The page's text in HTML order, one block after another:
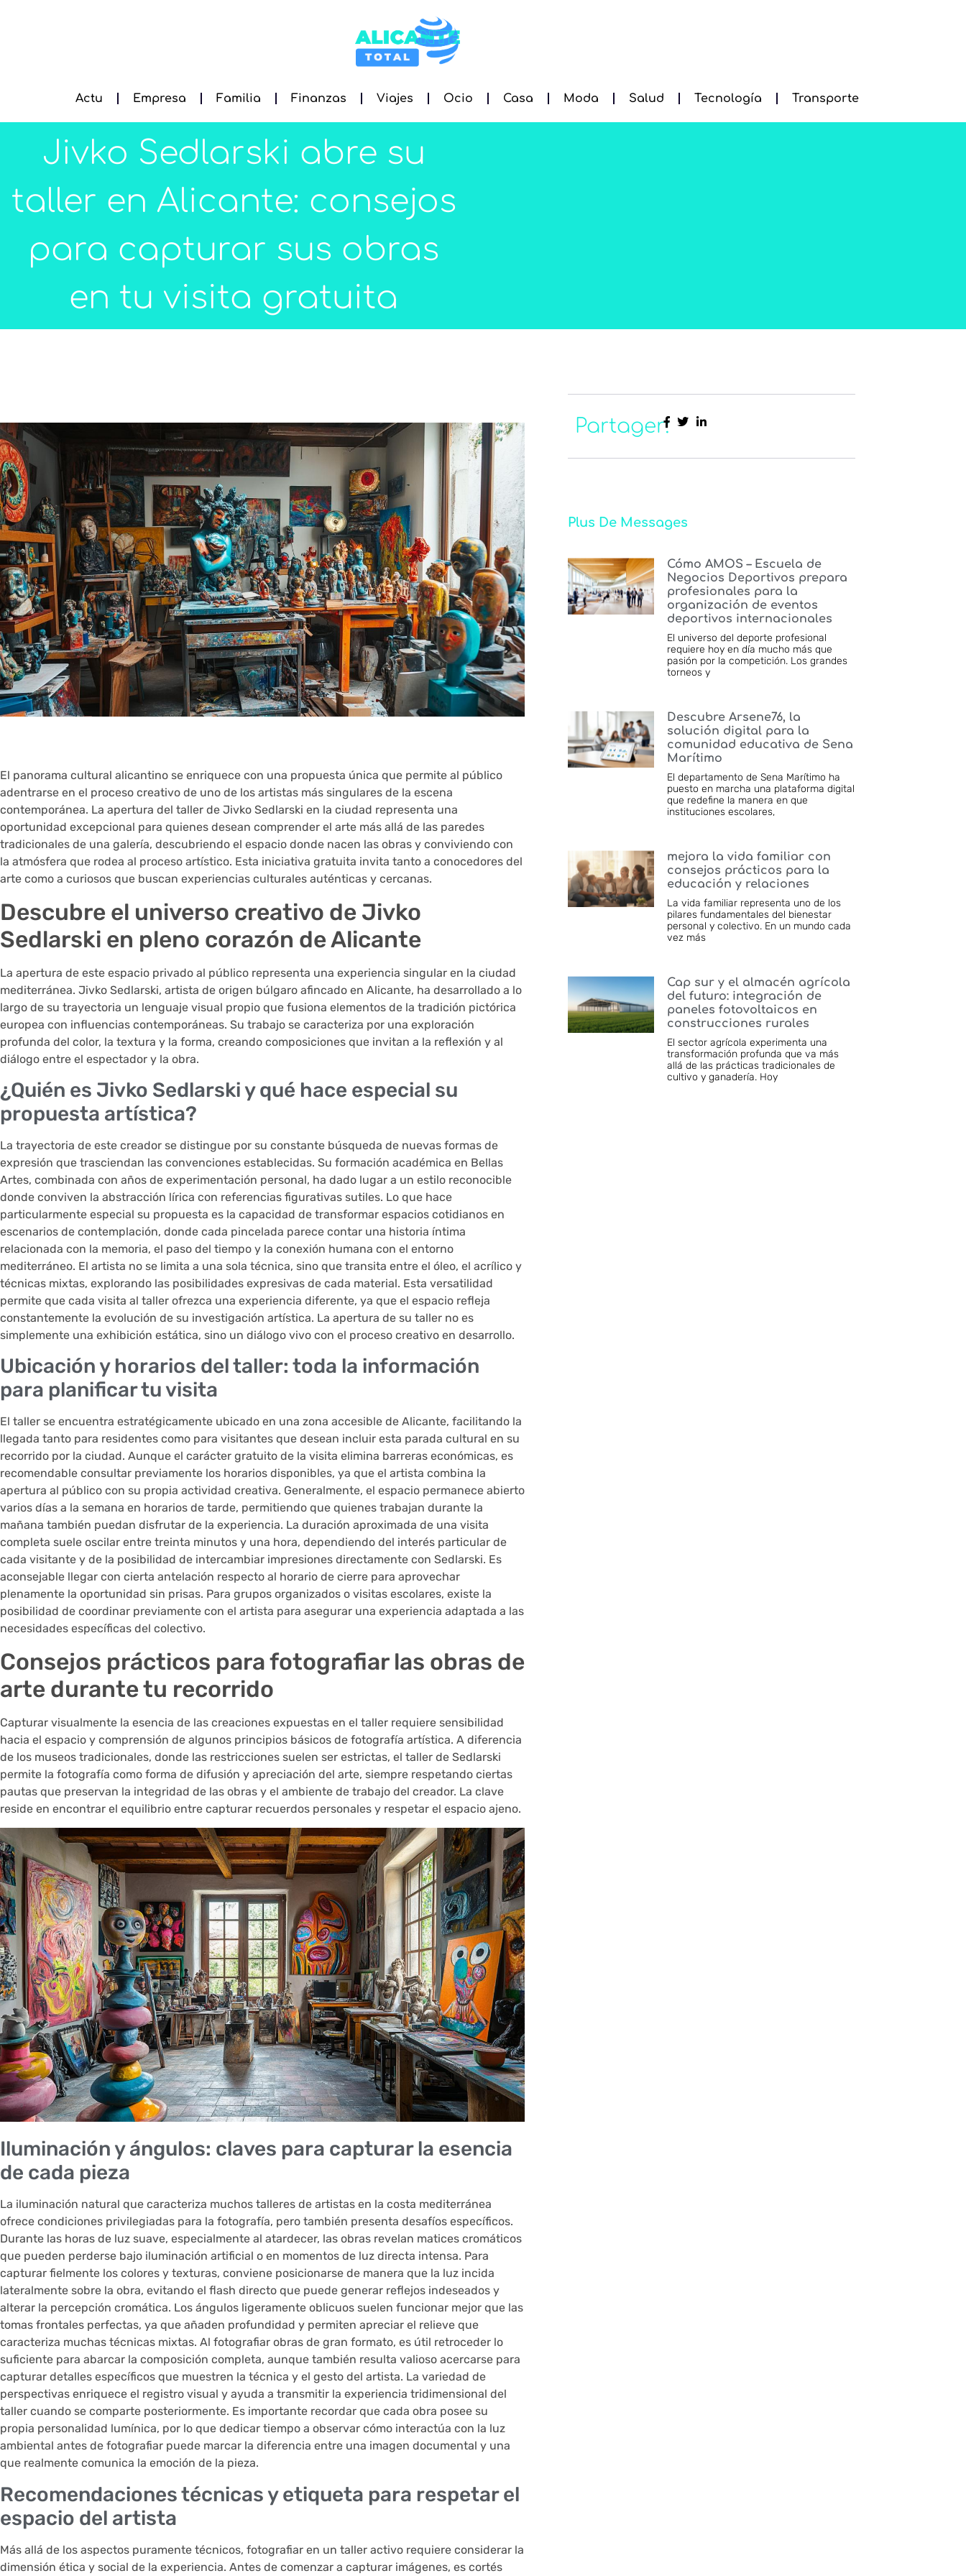
Actu Empresa Familia Finanzas Viajes Ocio Casa Moda Salud Tecnología Transporte
Jivko Sedlarski abre su
taller en Alicante: consejos
para capturar sus obras
en tu visita gratuita
El panorama cultural alicantino se enriquece con una propuesta única que permite al público
adentrarse en el proceso creativo de uno de los artistas más singulares de la escena
contemporánea. La apertura del taller de Jivko Sedlarski en la ciudad representa una
oportunidad excepcional para quienes desean comprender el arte más allá de las paredes
tradicionales de una galería, descubriendo el espacio donde nacen las obras y conviviendo con
la atmósfera que rodea al proceso artístico. Esta iniciativa gratuita invita tanto a conocedores del
arte como a curiosos que buscan experiencias culturales auténticas y cercanas.
Descubre el universo creativo de Jivko
Sedlarski en pleno corazón de Alicante
La apertura de este espacio privado al público representa una experiencia singular en la ciudad
mediterránea. Jivko Sedlarski, artista de origen búlgaro afincado en Alicante, ha desarrollado a lo
largo de su trayectoria un lenguaje visual propio que fusiona elementos de la tradición pictórica
europea con influencias contemporáneas. Su trabajo se caracteriza por una exploración
profunda del color, la textura y la forma, creando composiciones que invitan a la reflexión y al
diálogo entre el espectador y la obra.
¿Quién es Jivko Sedlarski y qué hace especial su
propuesta artística?
La trayectoria de este creador se distingue por su constante búsqueda de nuevas formas de
expresión que trasciendan las convenciones establecidas. Su formación académica en Bellas
Artes, combinada con años de experimentación personal, ha dado lugar a un estilo reconocible
donde conviven la abstracción lírica con referencias figurativas sutiles. Lo que hace
particularmente especial su propuesta es la capacidad de transformar espacios cotidianos en
escenarios de contemplación, donde cada pincelada parece contar una historia íntima
relacionada con la memoria, el paso del tiempo y la conexión humana con el entorno
mediterráneo. El artista no se limita a una sola técnica, sino que transita entre el óleo, el acrílico y
técnicas mixtas, explorando las posibilidades expresivas de cada material. Esta versatilidad
permite que cada visita al taller ofrezca una experiencia diferente, ya que el espacio refleja
constantemente la evolución de su investigación artística. La apertura de su taller no es
simplemente una exhibición estática, sino un diálogo vivo con el proceso creativo en desarrollo.
Ubicación y horarios del taller: toda la información
para planificar tu visita
El taller se encuentra estratégicamente ubicado en una zona accesible de Alicante, facilitando la
llegada tanto para residentes como para visitantes que desean incluir esta parada cultural en su
recorrido por la ciudad. Aunque el carácter gratuito de la visita elimina barreras económicas, es
recomendable consultar previamente los horarios disponibles, ya que el artista combina la
apertura al público con su propia actividad creativa. Generalmente, el espacio permanece abierto
varios días a la semana en horarios de tarde, permitiendo que quienes trabajan durante la
mañana también puedan disfrutar de la experiencia. La duración aproximada de una visita
completa suele oscilar entre treinta minutos y una hora, dependiendo del interés particular de
cada visitante y de la posibilidad de intercambiar impresiones directamente con Sedlarski. Es
aconsejable llegar con cierta antelación respecto al horario de cierre para aprovechar
plenamente la oportunidad sin prisas. Para grupos organizados o visitas escolares, existe la
posibilidad de coordinar previamente con el artista para asegurar una experiencia adaptada a las
necesidades específicas del colectivo.
Consejos prácticos para fotografiar las obras de
arte durante tu recorrido
Capturar visualmente la esencia de las creaciones expuestas en el taller requiere sensibilidad
hacia el espacio y comprensión de algunos principios básicos de fotografía artística. A diferencia
de los museos tradicionales, donde las restricciones suelen ser estrictas, el taller de Sedlarski
permite la fotografía como forma de difusión y apreciación del arte, siempre respetando ciertas
pautas que preservan la integridad de las obras y el ambiente de trabajo del creador. La clave
reside en encontrar el equilibrio entre capturar recuerdos personales y respetar el espacio ajeno.
Iluminación y ángulos: claves para capturar la esencia
de cada pieza
La iluminación natural que caracteriza muchos talleres de artistas en la costa mediterránea
ofrece condiciones privilegiadas para la fotografía, pero también presenta desafíos específicos.
Durante las horas de luz suave, especialmente al atardecer, las obras revelan matices cromáticos
que pueden perderse bajo iluminación artificial o en momentos de luz directa intensa. Para
capturar fielmente los colores y texturas, conviene posicionarse de manera que la luz incida
lateralmente sobre la obra, evitando el flash directo que puede generar reflejos indeseados y
alterar la percepción cromática. Los ángulos ligeramente oblicuos suelen funcionar mejor que las
tomas frontales perfectas, ya que añaden profundidad y permiten apreciar el relieve que
caracteriza muchas técnicas mixtas. Al fotografiar obras de gran formato, es útil retroceder lo
suficiente para abarcar la composición completa, aunque también resulta valioso acercarse para
capturar detalles específicos que muestren la técnica y el gesto del artista. La variedad de
perspectivas enriquece el registro visual y ayuda a transmitir la experiencia tridimensional del
taller cuando se comparte posteriormente. Es importante recordar que cada obra posee su
propia personalidad lumínica, por lo que dedicar tiempo a observar cómo interactúa con la luz
ambiental antes de fotografiar puede marcar la diferencia entre una imagen documental y una
que realmente comunica la emoción de la pieza.
Recomendaciones técnicas y etiqueta para respetar el
espacio del artista
Más allá de los aspectos puramente técnicos, fotografiar en un taller activo requiere considerar la
dimensión ética y social de la experiencia. Antes de comenzar a capturar imágenes, es cortés
Partager:
Plus De Messages
Cómo AMOS – Escuela de
Negocios Deportivos prepara
profesionales para la
organización de eventos
deportivos internacionales
El universo del deporte profesional
requiere hoy en día mucho más que
pasión por la competición. Los grandes
torneos y
Descubre Arsene76, la
solución digital para la
comunidad educativa de Sena
Marítimo
El departamento de Sena Marítimo ha
puesto en marcha una plataforma digital
que redefine la manera en que
instituciones escolares,
mejora la vida familiar con
consejos prácticos para la
educación y relaciones
La vida familiar representa uno de los
pilares fundamentales del bienestar
personal y colectivo. En un mundo cada
vez más
Cap sur y el almacén agrícola
del futuro: integración de
paneles fotovoltaicos en
construcciones rurales
El sector agrícola experimenta una
transformación profunda que va más
allá de las prácticas tradicionales de
cultivo y ganadería. Hoy